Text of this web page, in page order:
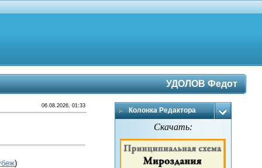
УДОЛОВ Федот
06.08.2026, 01:33
)
Колонка Редактора
Скачать: